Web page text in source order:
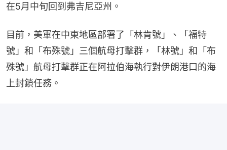
在5月中旬回到弗吉尼亞州。
目前，美軍在中東地區部署了「林肯號」、「福特
號」和「布殊號」三個航母打擊群，「林號」和「布
殊號」航母打擊群正在阿拉伯海執行對伊朗港口的海
上封鎖任務。